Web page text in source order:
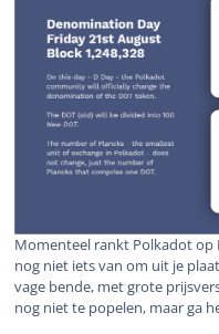
Momenteel rankt Polkadot op
nog niet iets van om uit je
vage bende, met grote
nog niet te popelen, maar ga